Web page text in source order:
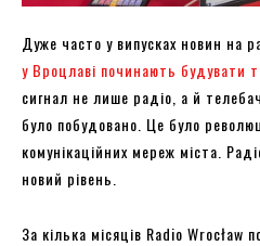
Дуже часто у випусках новин на
у Вроцлаві починають будувати
сигнал не лише радіо, а й
було побудовано. Це було
комунікаційних мереж міста.
новий рівень.
За кілька місяців Radio Wrocław